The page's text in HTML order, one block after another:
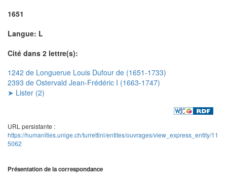
1651
Langue: L
Cité dans 2 lettre(s):
1242 de Longuerue Louis Dufour de (1651-1733)
2393 de Ostervald Jean-Frédéric I (1663-1747)
➤ Lister (2)
URL persistante :
https://humanities.unige.ch/turrettini/entites/ouvrages/view_express_entity/11
5062
Présentation de la correspondance